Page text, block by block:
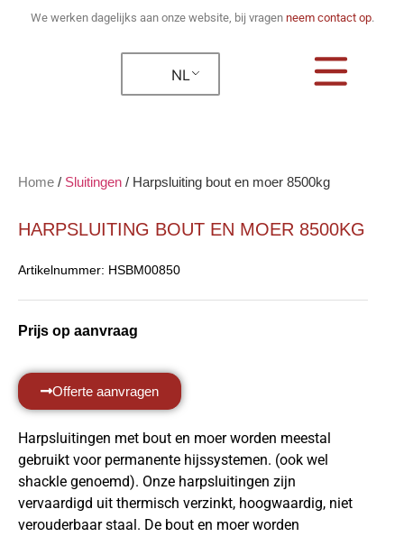
We werken dagelijks aan onze website, bij vragen neem contact op.
NL
Home / Sluitingen / Harpsluiting bout en moer 8500kg
HARPSLUITING BOUT EN MOER 8500KG
Artikelnummer: HSBM00850
Prijs op aanvraag
Offerte aanvragen
Harpsluitingen met bout en moer worden meestal
gebruikt voor permanente hijssystemen. (ook wel
shackle genoemd). Onze harpsluitingen zijn
vervaardigd uit thermisch verzinkt, hoogwaardig, niet
verouderbaar staal. De bout en moer worden